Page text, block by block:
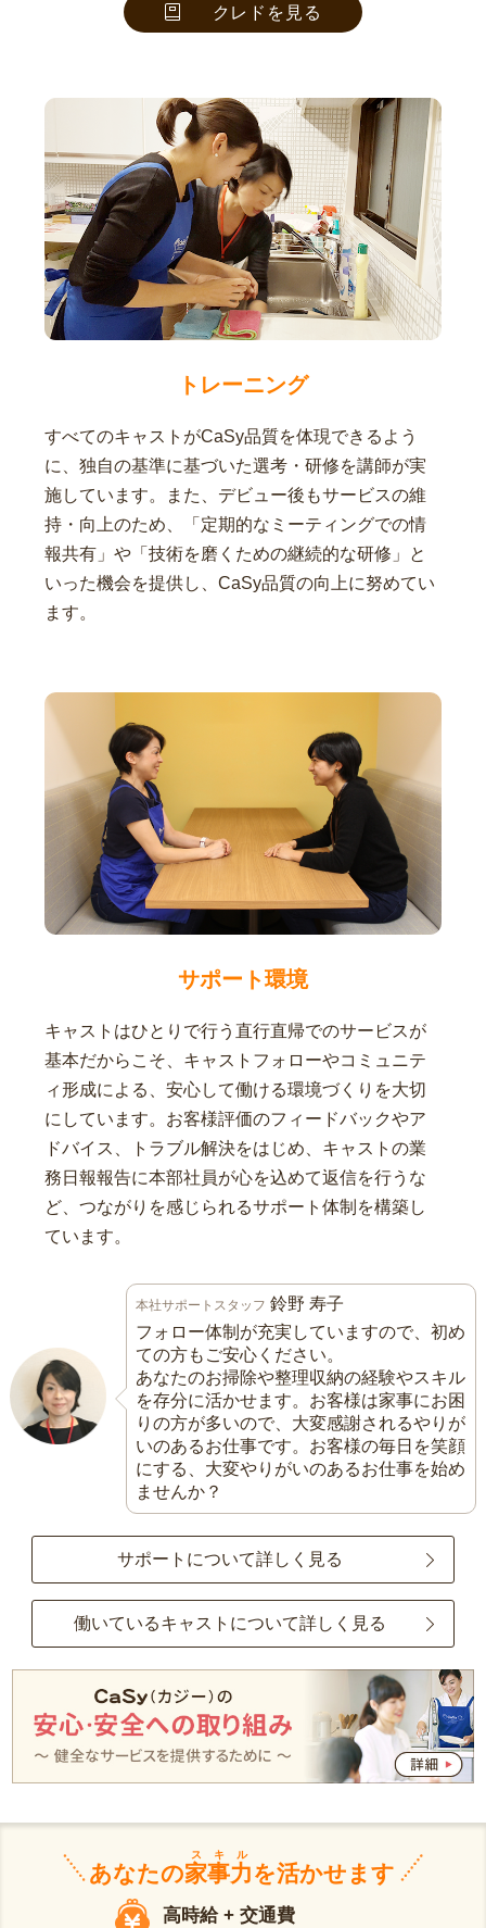
クレドを見る
トレーニング
すべてのキャストがCaSy品質を体現できるよう
に、独自の基準に基づいた選考・研修を講師が実
施しています。また、デビュー後もサービスの維
持・向上のため、「定期的なミーティングでの情
報共有」や「技術を磨くための継続的な研修」と
いった機会を提供し、CaSy品質の向上に努めてい
ます。
サポート環境
キャストはひとりで行う直行直帰でのサービスが
基本だからこそ、キャストフォローやコミュニテ
ィ形成による、安心して働ける環境づくりを大切
にしています。お客様評価のフィードバックやア
ドバイス、トラブル解決をはじめ、キャストの業
務日報報告に本部社員が心を込めて返信を行うな
ど、つながりを感じられるサポート体制を構築し
ています。
本社サポートスタッフ 鈴野 寿子
フォロー体制が充実していますので、初め
ての方もご安心ください。
あなたのお掃除や整理収納の経験やスキル
を存分に活かせます。お客様は家事にお困
りの方が多いので、大変感謝されるやりが
いのあるお仕事です。お客様の毎日を笑顔
にする、大変やりがいのあるお仕事を始め
ませんか？
サポートについて詳しく見る
働いているキャストについて詳しく見る
あなたの家事力
スキル
を活かせます
高時給 + 交通費